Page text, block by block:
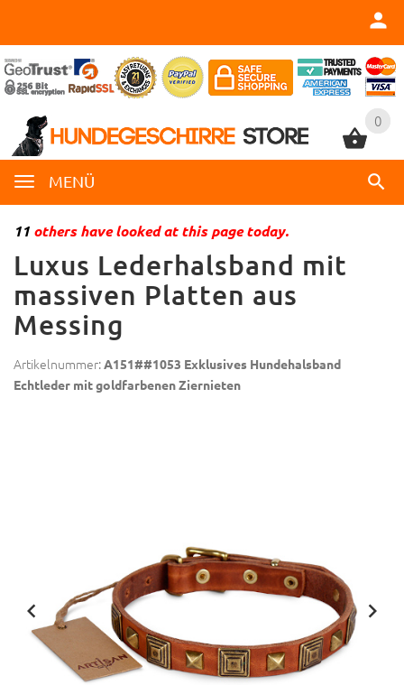
0
MENÜ
0
11 others have looked at this page today.
Luxus Lederhalsband mit
massiven Platten aus
Messing
Artikelnummer:A151##1053 Exklusives Hundehalsband
Echtleder mit goldfarbenen Ziernieten